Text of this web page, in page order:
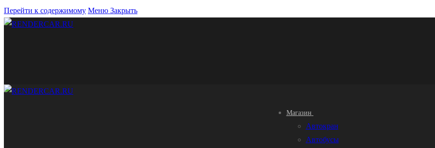
Перейти к содержимому Меню Закрыть
Магазин
Автокран
Автобусы